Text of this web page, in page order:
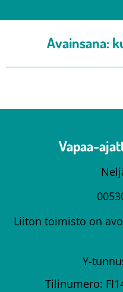
Avainsana:
Vapaa-
Liiton toimisto on
Y-
Tilinumero: